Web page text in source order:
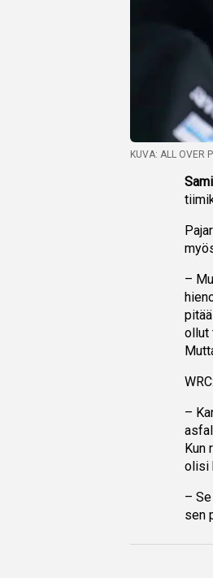
KUVA: ALL OVER
–
ollut
–
Kun
olisi
–
sen